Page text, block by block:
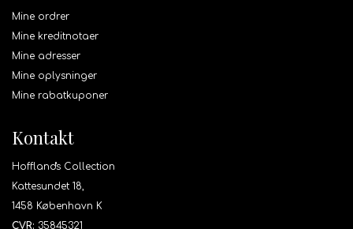
Mine ordrer
Mine kreditnotaer
Mine adresser
Mine oplysninger
Mine rabatkuponer
Kontakt
Hoffland's Collection
Kattesundet 18,
1458 København K
CVR: 35845321